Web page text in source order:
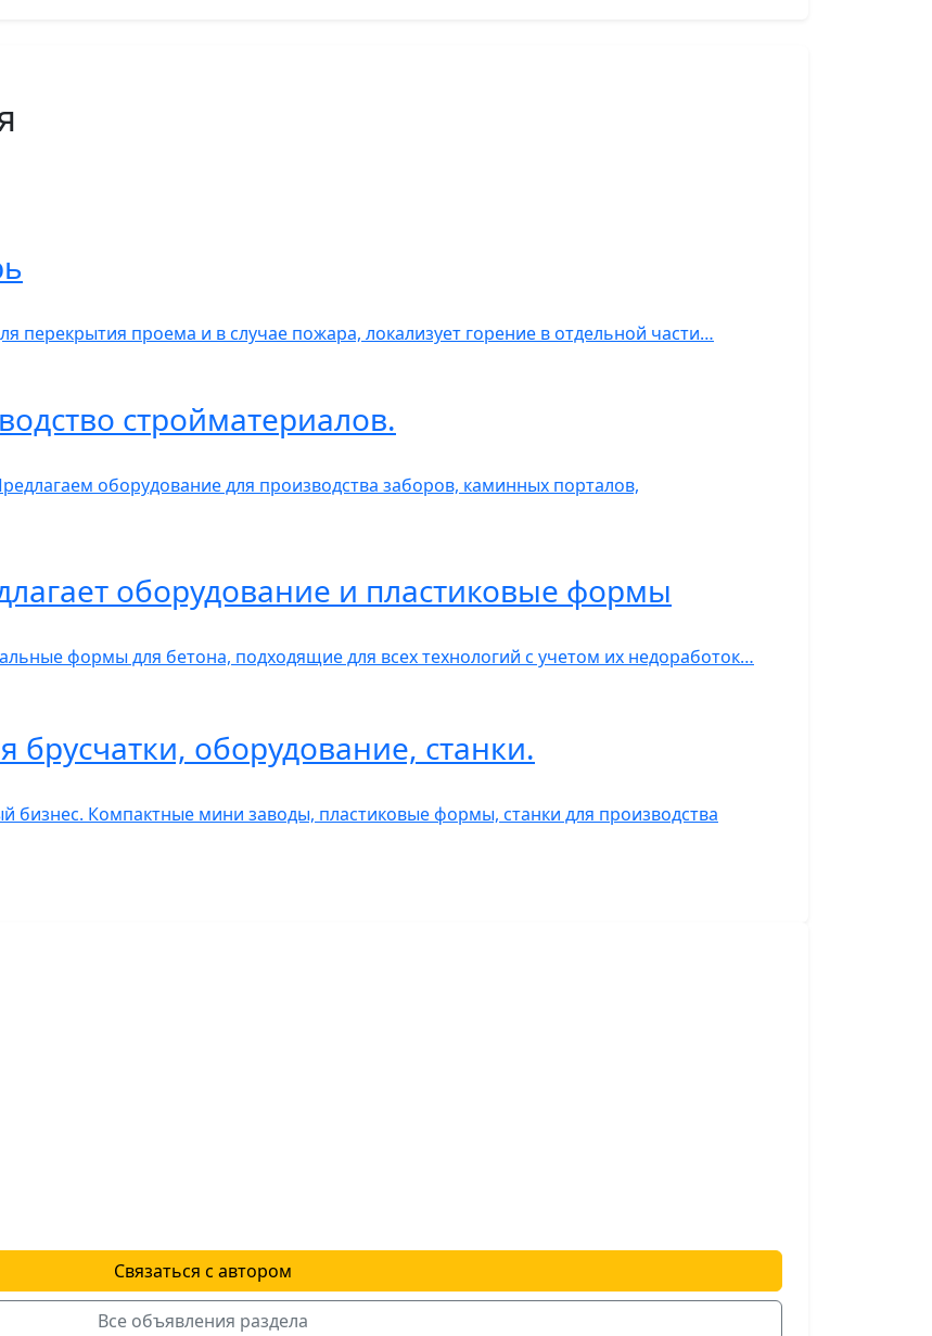
перекрытия проема и в случае пожара, локализует горение в отдельной части…
стройматериалов.
оборудование для производства заборов, каминных порталов,
оборудование и пластиковые формы
формы для бетона, подходящие для всех технологий с учетом их недоработок…
оборудование, станки.
Компактные мини заводы, пластиковые формы, станки для производства
Связаться с автором
Все объявления раздела